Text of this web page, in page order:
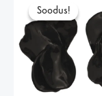
Soodus!
Soodus!
hind
oli:
180,00